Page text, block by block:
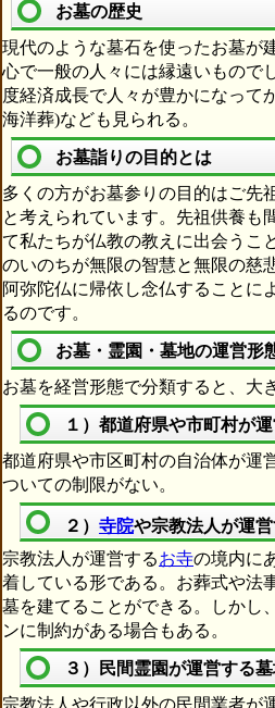
お墓の歴史
現代のような墓石を使ったお墓が
心で一般の人々には縁遠いもので
度経済成長で人々が豊かになって
海洋葬)なども見られる。
お墓詣りの目的とは
多くの方がお墓参りの目的はご先
と考えられています。先祖供養も
て私たちが仏教の教えに出会うこ
のいのちが無限の智慧と無限の慈
阿弥陀仏に帰依し念仏することに
るのです。
お墓・霊園・墓地の運営形
お墓を経営形態で分類すると、大
１）都道府県や市町村が
都道府県や市区町村の自治体が運
ついての制限がない。
２） 寺院や宗教法人が運
宗教法人が運営するお寺の境内に
着している形である。お葬式や法
墓を建てることができる。しかし
ンに制約がある場合もある。
３）民間霊園が運営する
宗教法人や行政以外の民間業者が